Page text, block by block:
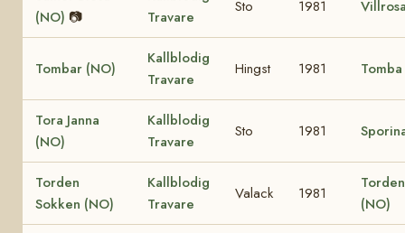
(NO) 📷
Travare
Sto 1981
Tombar (NO)
Kallblodig
Travare
Hingst 1981
Tora Janna
(NO)
Kallblodig
Travare
Sto 1981
Torden
Sokken (NO)
Kallblodig
Travare
Valack 1981
(NO)